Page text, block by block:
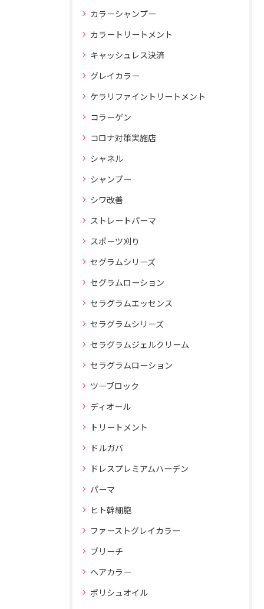
カラーシャンプー
カラートリートメント
キャッシュレス決済
グレイカラー
ケラリファイントリートメント
コラーゲン
コロナ対策実施店
シャネル
シャンプー
シワ改善
ストレートパーマ
スポーツ刈り
セグラムシリーズ
セグラムローション
セラグラムエッセンス
セラグラムシリーズ
セラグラムジェルクリーム
セラグラムローション
ツーブロック
ディオール
トリートメント
ドルガバ
ドレスプレミアムハーデン
パーマ
ヒト幹細胞
ファーストグレイカラー
ブリーチ
ヘアカラー
ポリシュオイル